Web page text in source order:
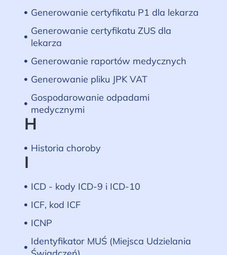
Generowanie certyfikatu P1 dla lekarza
Generowanie certyfikatu ZUS dla
lekarza
Generowanie raportów medycznych
Generowanie pliku JPK VAT
Gospodarowanie odpadami
medycznymi
H
Historia choroby
I
ICD - kody ICD-9 i ICD-10
ICF, kod ICF
ICNP
Identyfikator MUŚ (Miejsca Udzielania